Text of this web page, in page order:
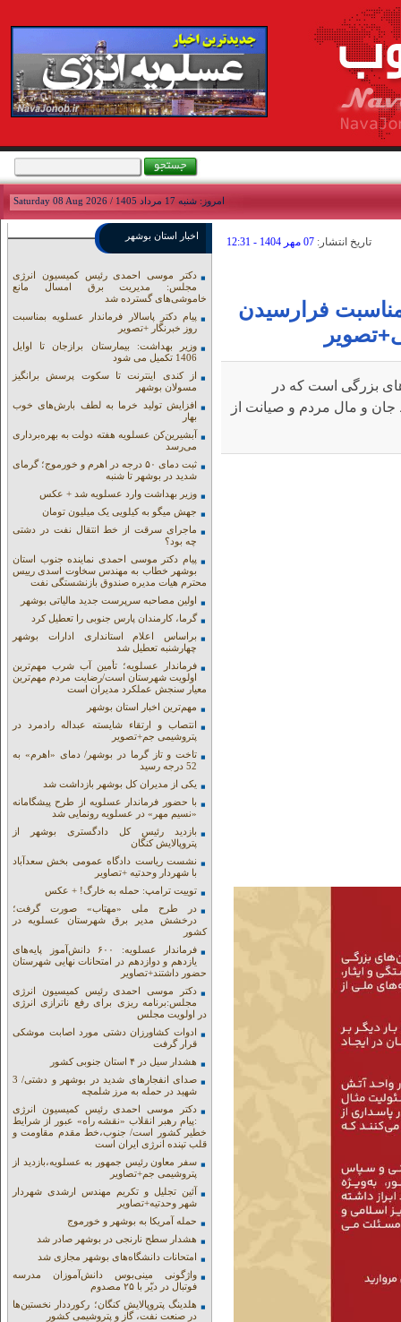
امروز: شنبه 17 مرداد 1405 / Saturday 08 Aug 2026
تاريخ انتشار: 07 مهر 1404 - 12:31
فرارسیدن
بزرگی است که در
جان و مال مردم و صیانت از
اخبار استان بوشهر
دکتر موسی احمدی رئیس کمیسیون انرژی
مجلس: مدیریت برق امسال مانع
خاموشی‌های گسترده شد
پیام دکتر پاسالار فرماندار عسلویه بمناسبت
روز خبرنگار +تصویر
وزیر بهداشت: بیمارستان برازجان تا اوایل
1406 تکمیل می شود
از کندی اینترنت تا سکوت پرسش برانگیز
مسولان بوشهر
افزایش تولید خرما به لطف بارش‌های خوب
بهار
آبشیرین‌کن عسلویه هفته دولت به بهره‌برداری
می‌رسد
ثبت دمای ۵۰ درجه در اهرم و خورموج؛ گرمای
شدید در بوشهر تا شنبه
وزیر بهداشت وارد عسلویه شد + عکس
جهش میگو به کیلویی یک میلیون تومان
ماجرای سرقت از خط انتقال نفت در دشتی
چه بود؟
پیام دکتر موسی احمدی نماینده جنوب استان
بوشهر خطاب به مهندس سخاوت اسدی رییس
محترم هیات مدیره صندوق بازنشستگی نفت
اولین مصاحبه سرپرست جدید مالیاتی بوشهر
گرما، کارمندان پارس جنوبی را تعطیل کرد
براساس اعلام استانداری ادارات بوشهر
چهارشنبه تعطیل شد
فرماندار عسلویه؛ تأمین آب شرب مهم‌ترین
اولویت شهرستان است/رضایت مردم مهم‌ترین
معیار سنجش عملکرد مدیران است
مهم‌ترین اخبار استان بوشهر
انتصاب و ارتقاء شایسته عبداله رادمرد در
پتروشیمی جم+تصویر
تاخت و تاز گرما در بوشهر/ دمای «اهرم» به
52 درجه رسید
یکی از مدیران کل بوشهر بازداشت شد
با حضور فرماندار عسلویه از طرح پیشگامانه
«نسیم مهر» در عسلویه رونمایی شد
بازدید رئیس کل دادگستری بوشهر از
پتروپالایش کنگان
نشست ریاست دادگاه عمومی بخش سعدآباد
با شهردار وحدتیه +تصاویر
توییت ترامپ: حمله به خارگ! + عکس
در طرح ملی «مهتاب» صورت گرفت؛
درخشش مدیر برق شهرستان عسلویه در
کشور
فرماندار عسلویه: ۶۰۰ دانش‌آموز پایه‌های
یازدهم و دوازدهم در امتحانات نهایی شهرستان
حضور داشتند+تصاویر
دکتر موسی احمدی رئیس کمیسیون انرژی
مجلس:برنامه ریزی برای رفع ناترازی انرژی
در اولویت مجلس
ادوات کشاورزان دشتی مورد اصابت موشکی
قرار گرفت
هشدار سیل در ۴ استان جنوبی کشور
صدای انفجارهای شدید در بوشهر و دشتی/ 3
شهید در حمله به مرز شلمچه
دکتر موسی احمدی رئیس کمیسیون انرژی
:پیام رهبر انقلاب «نقشه راه» عبور از شرایط
خطیر کشور است/ جنوب،خط مقدم مقاومت و
قلب تپنده انرژی ایران است
سفر معاون رئیس جمهور به عسلویه،بازدید از
پتروشیمی جم+تصاویر
آئین تجلیل و تکریم مهندس ارشدی شهردار
شهر وحدتیه+تصاویر
حمله آمریکا به بوشهر و خورموج
هشدار سطح نارنجی در بوشهر صادر شد
امتحانات دانشگاه‌های بوشهر مجازی شد
واژگونی مینی‌بوس دانش‌آموزان مدرسه
فوتبال در دیّر با ۲۵ مصدوم
هلدینگ پتروپالایش کنگان؛ رکورددار نخستین‌ها
در صنعت نفت، گاز و پتروشیمی کشور